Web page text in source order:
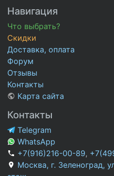
Навигация
Что выбрать?
Скидки
Доставка, оплата
Форум
Отзывы
Контакты
Карта сайта
Контакты
Telegram
WhatsApp
+7(916)216-00-89,
Москва, г. Зеленоград,